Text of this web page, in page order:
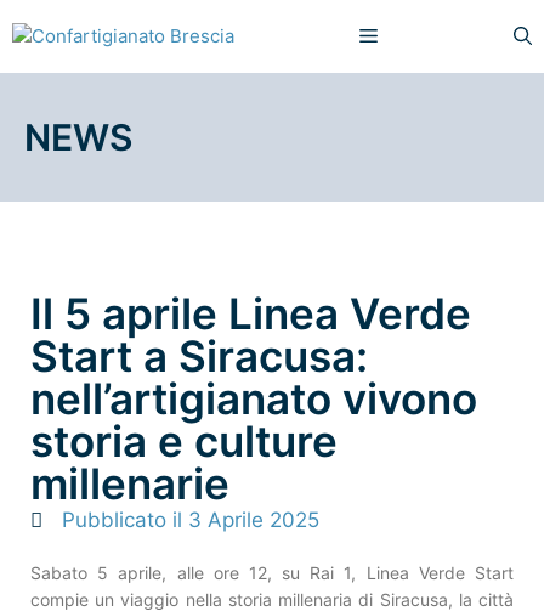
NEWS
Il 5 aprile Linea Verde
Start a Siracusa:
nell’artigianato vivono
storia e culture
millenarie
Pubblicato il 3 Aprile 2025
Sabato 5 aprile, alle ore 12, su Rai 1, Linea Verde Start
compie un viaggio nella storia millenaria di Siracusa, la città